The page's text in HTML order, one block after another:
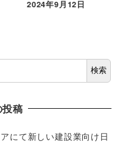
2024年9月12日
検索
稿
にて新しい建設業向け日